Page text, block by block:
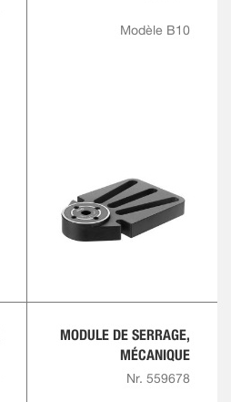
Modèle B10
MODULE DE SERRAGE,
MÉCANIQUE
Nr. 559678